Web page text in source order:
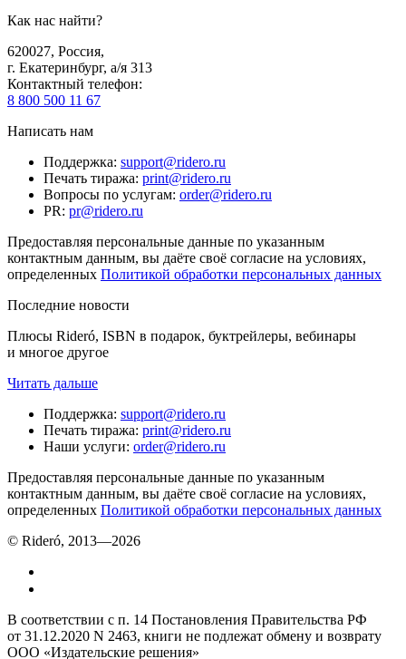
Как нас найти?
620027, Россия,
г. Екатеринбург, а/я 313
Контактный телефон:
8 800 500 11 67
Написать нам
Поддержка: support@ridero.ru
Печать тиража: print@ridero.ru
Вопросы по услугам: order@ridero.ru
PR: pr@ridero.ru
Предоставляя персональные данные по указанным
контактным данным, вы даёте своё согласие на условиях,
определенных Политикой обработки персональных данных
Последние новости
Плюсы Rideró, ISBN в подарок, буктрейлеры, вебинары
и многое другое
Читать дальше
Поддержка: support@ridero.ru
Печать тиража: print@ridero.ru
Наши услуги: order@ridero.ru
Предоставляя персональные данные по указанным
контактным данным, вы даёте своё согласие на условиях,
определенных Политикой обработки персональных данных
© Rideró, 2013—2026
В соответствии с п. 14 Постановления Правительства РФ
от 31.12.2020 N 2463, книги не подлежат обмену и возврату
ООО «Издательские решения»